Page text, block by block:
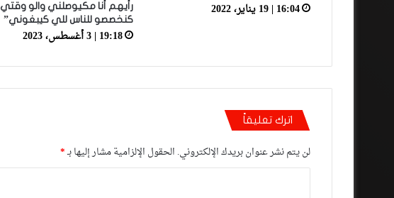
16:04 | 19 يناير، 2022
رأيهم أنا مكيوصلني والو وقتي
كنخصصو للناس للي كيبغوني”
19:18 | 3 أغسطس، 2023
اترك تعليقاً
لن يتم نشر عنوان بريدك الإلكتروني. الحقول الإلزامية مشار إليها بـ*